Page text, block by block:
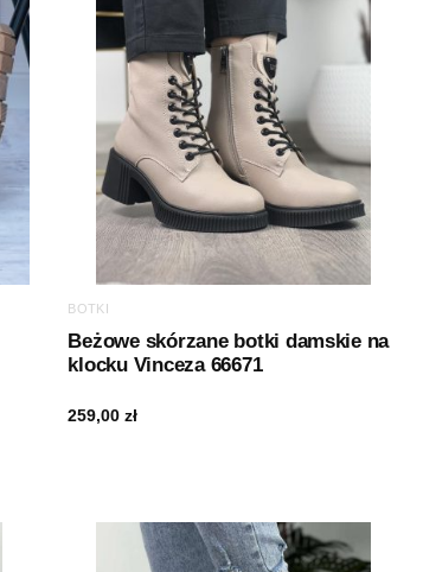
BOTKI
Beżowe skórzane botki damskie na
klocku Vinceza 66671
259,00zł